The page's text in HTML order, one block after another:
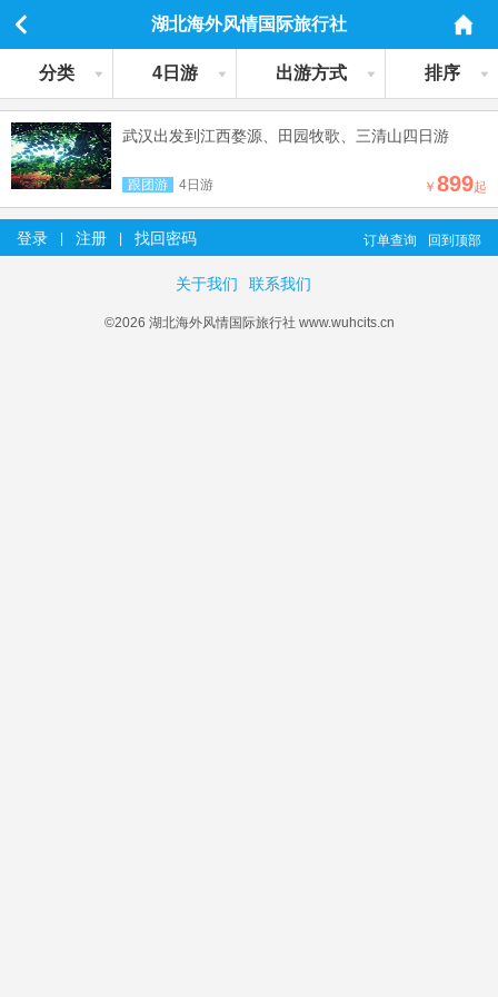
湖北海外风情国际旅行社
分类 4日游 出游方式 排序
武汉出发到江西婺源、田园牧歌、三清山四日游
跟团游 4日游 ￥ 899起
登录 注册 找回密码 回到顶部
订单查询
关于我们 联系我们
©2026 湖北海外风情国际旅行社 www.wuhcits.cn